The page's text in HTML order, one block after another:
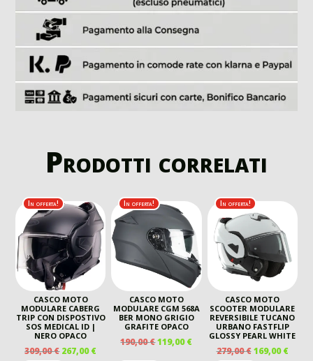
Prodotti correlati
In offerta!
CASCO MOTO
MODULARE CABERG
TRIP CON DISPOSTIVO
SOS MEDICAL ID |
NERO OPACO
309,00€ IL
267,00€IL
In offerta!
CASCO MOTO
MODULARE CGM 568A
BER MONO GRIGIO
GRAFITE OPACO
190,00€IL
119,00€IL
PREZZO
In offerta!
CASCO MOTO
SCOOTER MODULARE
REVERSIBILE TUCANO
URBANO FASTFLIP
GLOSSY PEARL WHITE
279,00€ IL
169,00€IL